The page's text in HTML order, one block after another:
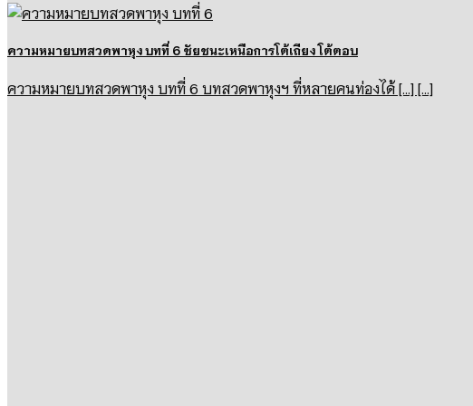
ความหมายบทสวดพาหุง บทที่ 6 ชัยชนะเหนือการโต้เถียง โต้ตอบ
ความหมายบทสวดพาหุง บทที่ 6 บทสวดพาหุงฯ ที่หลายคนท่องได้ [...] [...]